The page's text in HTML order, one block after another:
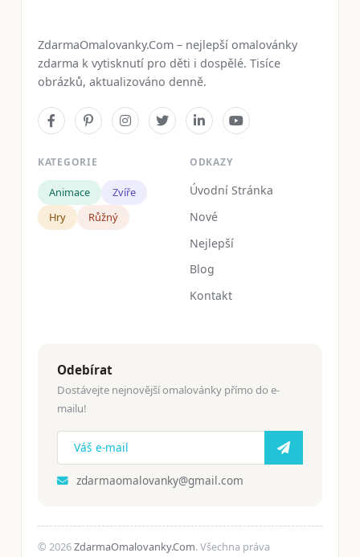
ZdarmaOmalovanky.Com – nejlepší omalovánky
zdarma k vytisknutí pro děti i dospělé. Tisíce
obrázků, aktualizováno denně.
KATEGORIE
Animace
Zvíře
Hry
Růžný
ODKAZY
Úvodní Stránka
Nové
Nejlepší
Blog
Kontakt
Odebírat
Dostávejte nejnovější omalovánky přímo do e-
mailu!
zdarmaomalovanky@gmail.com
© 2026ZdarmaOmalovanky.Com. Všechna práva